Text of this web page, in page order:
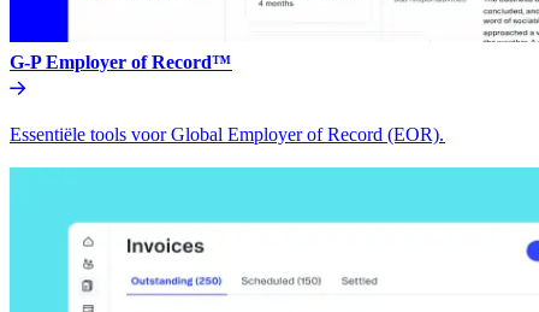
G-P Employer of Record™​​
Essentiële tools voor Global Employer of Record (EOR).​​